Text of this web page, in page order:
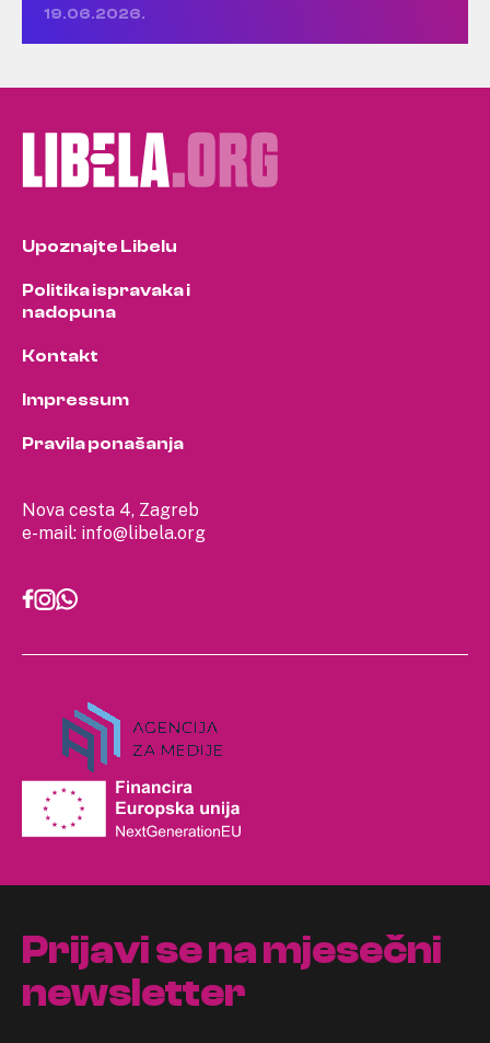
19.06.2026.
Nova cesta 4, Zagreb
e-mail: info@libela.org
Upoznajte Libelu
Politika ispravaka i
nadopuna
Kontakt
Impressum
Pravila ponašanja
Prijavi se na mjesečni
newsletter